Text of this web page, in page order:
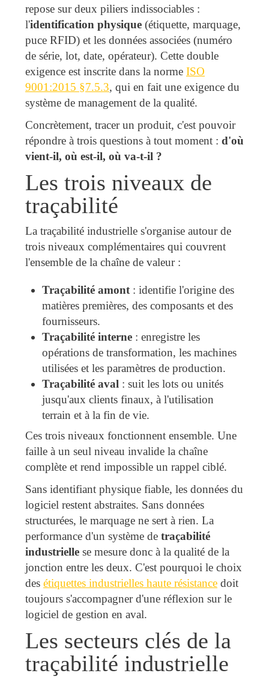
repose sur deux piliers indissociables :
l'identification physique (étiquette, marquage,
puce RFID) et les données associées (numéro
de série, lot, date, opérateur). Cette double
exigence est inscrite dans la norme ISO
9001:2015 §7.5.3, qui en fait une exigence du
système de management de la qualité.
Concrètement, tracer un produit, c'est pouvoir
répondre à trois questions à tout moment : d'où
vient-il, où est-il, où va-t-il ?
Les trois niveaux de
traçabilité
La traçabilité industrielle s'organise autour de
trois niveaux complémentaires qui couvrent
l'ensemble de la chaîne de valeur :
Traçabilité amont : identifie l'origine des
matières premières, des composants et des
fournisseurs.
Traçabilité interne : enregistre les
opérations de transformation, les machines
utilisées et les paramètres de production.
Traçabilité aval : suit les lots ou unités
jusqu'aux clients finaux, à l'utilisation
terrain et à la fin de vie.
Ces trois niveaux fonctionnent ensemble. Une
faille à un seul niveau invalide la chaîne
complète et rend impossible un rappel ciblé.
Sans identifiant physique fiable, les données du
logiciel restent abstraites. Sans données
structurées, le marquage ne sert à rien. La
performance d'un système de traçabilité
industrielle se mesure donc à la qualité de la
jonction entre les deux. C'est pourquoi le choix
des étiquettes industrielles haute résistance doit
toujours s'accompagner d'une réflexion sur le
logiciel de gestion en aval.
Les secteurs clés de la
traçabilité industrielle